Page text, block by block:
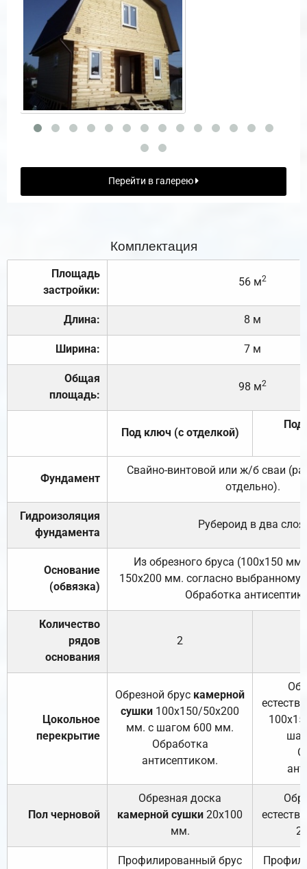
Перейти в галерею
Комплектация
Площадь
застройки:
56 м2
Длина: 8 м
Ширина: 7 м
Общая
площадь:
98 м2
Под ключ (с отделкой)
Под
Фундамент
Свайно-винтовой или ж/б сваи
отдельно).
Гидроизоляция
фундамента
Рубероид в два слоя.
Основание
(обвязка)
Из обрезного бруса (100х150
150х200 мм. согласно выбранному
Обработка
Количество
рядов
основания
2
Цокольное
перекрытие
Обрезной брус камерной
сушки 100х150/50х200
мм. с шагом 600 мм.
Обработка
антисептиком.
Пол черновой
Обрезная доска
камерной сушки 20х100
мм.
Профилированный брус